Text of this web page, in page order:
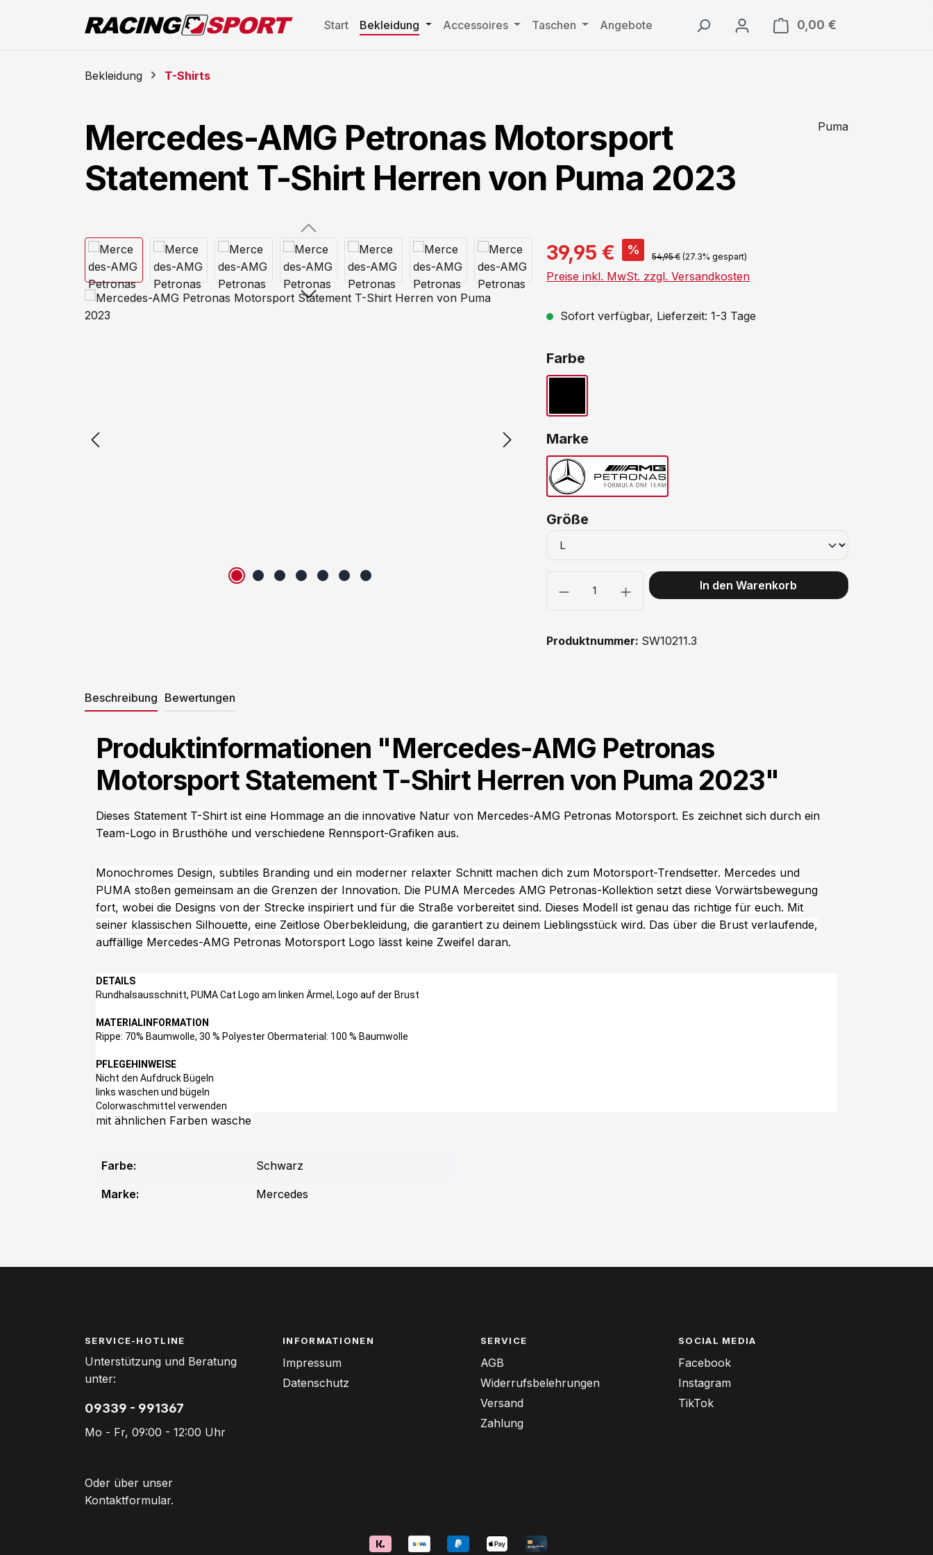
Hauptinhalt springen
Zur Suche springen
Zur Hauptnavigation springen
Start Bekleidung Accessoires Taschen Angebote 0,00 €
Bekleidung T-Shirts
Mercedes-AMG Petronas Motorsport
Statement T-Shirt Herren von Puma 2023
Puma
Bildergalerie überspringen 39,95 € % 54,95 € (27.3% gespart)
Preise inkl. MwSt. zzgl. Versandkosten
Sofort verfügbar, Lieferzeit: 1-3 Tage
Farbe
Marke
Mercedes
Größe
Produkt Anzahl: Gib den gewünschten Wert ein oder benutze die
In den Warenkorb
Produktnummer: SW10211.3
Beschreibung Bewertungen
Produktinformationen "Mercedes-AMG Petronas
Motorsport Statement T-Shirt Herren von Puma 2023"
Dieses Statement T-Shirt ist eine Hommage an die innovative Natur von Mercedes-AMG Petronas Motorsport. Es zeichnet sich durch ein
Team-Logo in Brusthöhe und verschiedene Rennsport-Grafiken aus.
Monochromes Design, subtiles Branding und ein moderner relaxter Schnitt machen dich zum Motorsport-Trendsetter. Mercedes und
PUMA stoßen gemeinsam an die Grenzen der Innovation. Die PUMA Mercedes AMG Petronas-Kollektion setzt diese Vorwärtsbewegung
fort, wobei die Designs von der Strecke inspiriert und für die Straße vorbereitet sind. Dieses Modell ist genau das richtige für euch. Mit
seiner klassischen Silhouette, eine Zeitlose Oberbekleidung, die garantiert zu deinem Lieblingsstück wird. Das über die Brust verlaufende,
auffällige Mercedes-AMG Petronas Motorsport Logo lässt keine Zweifel daran.
DETAILS
Rundhalsausschnitt, PUMA Cat Logo am linken Ärmel, Logo auf der Brust
MATERIALINFORMATION
Rippe: 70% Baumwolle, 30 % Polyester Obermaterial: 100 % Baumwolle
PFLEGEHINWEISE
Nicht den Aufdruck Bügeln
links waschen und bügeln
Colorwaschmittel verwenden
mit ähnlichen Farben wasche
Farbe: Schwarz
Marke: Mercedes
SERVICE-HOTLINE
Unterstützung und Beratung
unter:
09339 - 991367
Mo - Fr, 09:00 - 12:00 Uhr
Oder über unser
Kontaktformular.
INFORMATIONEN
Impressum
Datenschutz
SERVICE
AGB
Widerrufsbelehrungen
Versand
Zahlung
SOCIAL MEDIA
Facebook
Instagram
TikTok